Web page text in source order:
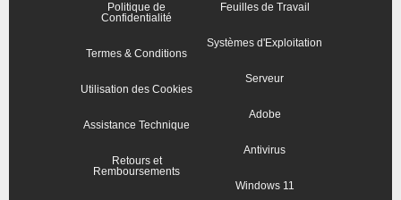
Politique de
Confidentialité
Termes & Conditions
Utilisation des Cookies
Assistance Technique
Retours et
Remboursements
Feuilles de Travail
Systèmes d'Exploitation
Serveur
Adobe
Antivirus
Windows 11